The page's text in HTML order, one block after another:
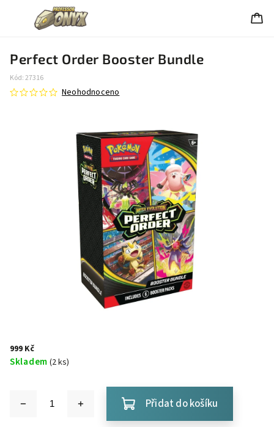
Perfect Order Booster Bundle
Kód:27316
Neohodnoceno
999 Kč
Skladem (2 ks)
Přidat do košíku